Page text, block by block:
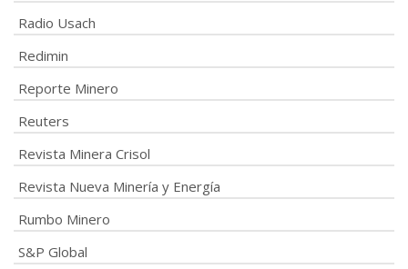
Radio Usach
Redimin
Reporte Minero
Reuters
Revista Minera Crisol
Revista Nueva Minería y Energía
Rumbo Minero
S&P Global